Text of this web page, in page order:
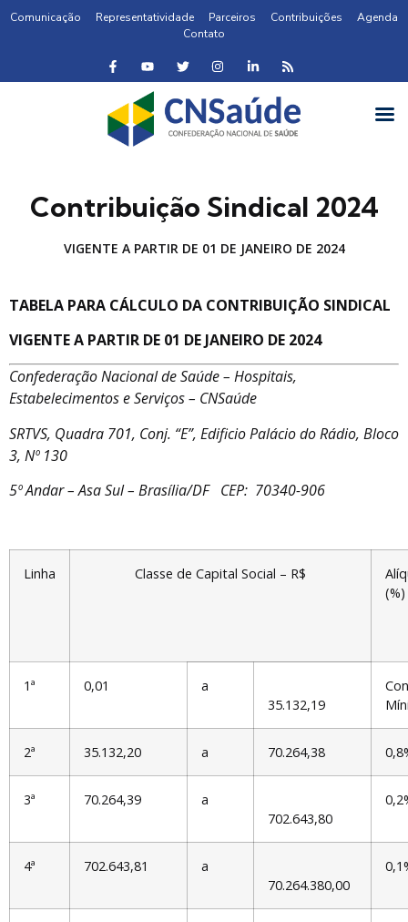
Comunicação Representatividade Parceiros Contribuições
Agenda
Contato
Contribuição Sindical 2024
VIGENTE A PARTIR DE 01 DE JANEIRO DE 2024
TABELA PARA CÁLCULO DA CONTRIBUIÇÃO SINDICAL
VIGENTE A PARTIR DE 01 DE JANEIRO DE 2024
Confederação Nacional de Saúde – Hospitais,
Estabelecimentos e Serviços – CNSaúde
SRTVS, Quadra 701, Conj. “E”, Edificio Palácio do Rádio, Bloco
3, Nº 130
5º Andar – Asa Sul – Brasília/DF CEP: 70340-906
Linha Classe de Capital Social – R$
(%)
1ª 0,01
a
35.132,19
2ª 35.132,20 a 70.264,38
3ª 70.264,39
a
702.643,80
4ª 702.643,81
a
70.264.380,00